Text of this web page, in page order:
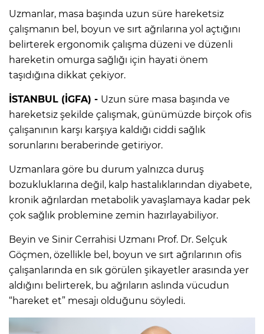
Uzmanlar, masa başında uzun süre hareketsiz
çalışmanın bel, boyun ve sırt ağrılarına yol açtığını
belirterek ergonomik çalışma düzeni ve düzenli
hareketin omurga sağlığı için hayati önem
taşıdığına dikkat çekiyor.
İSTANBUL (İGFA) - Uzun süre masa başında ve
hareketsiz şekilde çalışmak, günümüzde birçok ofis
çalışanının karşı karşıya kaldığı ciddi sağlık
sorunlarını beraberinde getiriyor.
Uzmanlara göre bu durum yalnızca duruş
bozukluklarına değil, kalp hastalıklarından diyabete,
kronik ağrılardan metabolik yavaşlamaya kadar pek
çok sağlık problemine zemin hazırlayabiliyor.
Beyin ve Sinir Cerrahisi Uzmanı Prof. Dr. Selçuk
Göçmen, özellikle bel, boyun ve sırt ağrılarının ofis
çalışanlarında en sık görülen şikayetler arasında yer
aldığını belirterek, bu ağrıların aslında vücudun
“hareket et” mesajı olduğunu söyledi.